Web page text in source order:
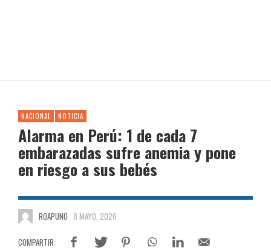
NACIONAL NOTICIA
Alarma en Perú: 1 de cada 7
embarazadas sufre anemia y pone
en riesgo a sus bebés
ROAPUNO 8 MAYO, 2026